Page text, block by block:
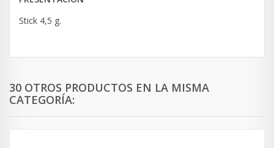
Stick 4,5 g.
30 OTROS PRODUCTOS EN LA MISMA
CATEGORÍA: